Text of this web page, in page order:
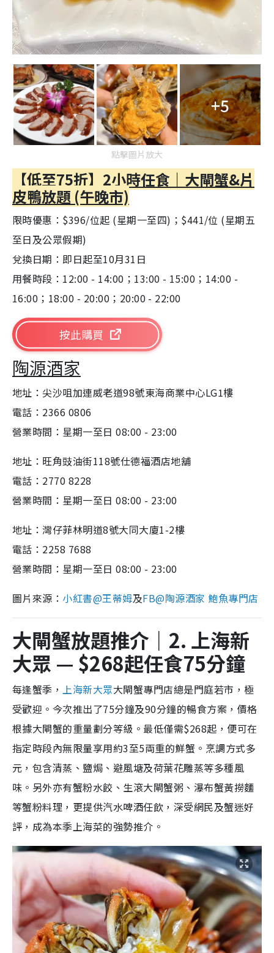
+5
點擊圖片放大
【低至75折】2小時任食｜大閘蟹&片
皮鴨放題 (午晚市)
限時優惠：$396/位起 (星期一至四)；$441/位 (星期五
至日及公眾假期)
兌換日期：即日起至10月31日
用餐時段：12:00 - 14:00；13:00 - 15:00；14:00 -
16:00；18:00 - 20:00；20:00 - 22:00
按此購買
陶源酒家
地址：尖沙咀加連威老道98號東海商業中心LG1樓
電話：2366 0806
營業時間：星期一至日 08:00 - 23:00
地址：旺角豉油街118號仕德福酒店地舖
電話：2770 8228
營業時間：星期一至日 08:00 - 23:00
地址：灣仔菲林明道8號大同大廈1-2樓
電話：2258 7688
營業時間：星期一至日 08:00 - 23:00
圖片來源： 小紅書@王蒂姆及FB@陶源酒家 鮑魚專門店
大閘蟹放題推介｜2. 上海新
大眾 — $268起任食75分鐘
每逢蟹季，上海新大眾大閘蟹專門店總是門庭若市，極
受歡迎。今次推出了75分鐘及90分鐘的暢食方案，價格
根據大閘蟹的重量劃分等級。最低僅需$268起，便可在
指定時段內無限量享用約3至5両重的鮮蟹。烹調方式多
元，包含清蒸、鹽焗、避風塘及荷葉花雕蒸等多種風
味。另外亦有蟹粉水餃、生滾大閘蟹粥、瀑布蟹黃撈麵
等蟹粉料理，更提供汽水啤酒任飲，深受網民及蟹迷好
評，成為本季上海菜的強勢推介。